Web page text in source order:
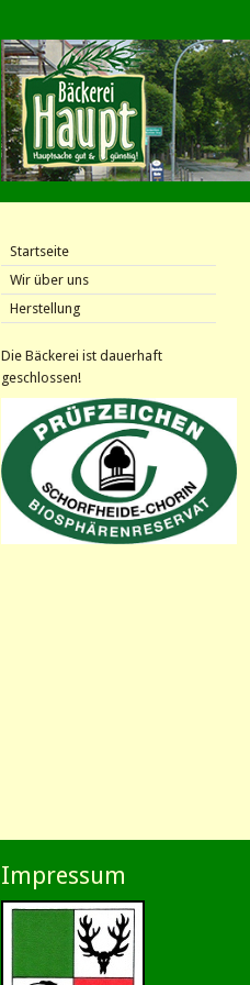
Startseite
Wir über uns
Herstellung
Die Bäckerei ist dauerhaft
geschlossen!
Impressum